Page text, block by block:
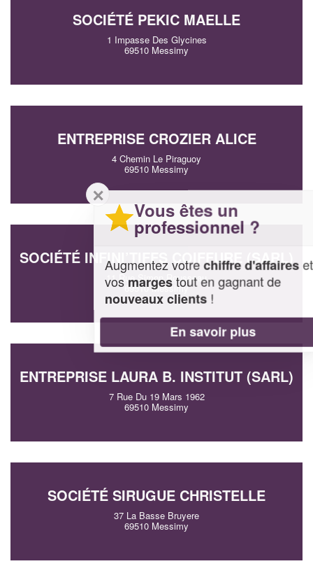
SOCIÉTÉ PEKIC MAELLE
1 Impasse Des Glycines
69510 Messimy
ENTREPRISE CROZIER ALICE
4 Chemin Le Piraguoy
69510 Messimy
SOCIÉTÉ INFINI’TIFFS COIFFURE (SARL)
11 Rue Simon Rousseau
69510 Messimy
ENTREPRISE LAURA B. INSTITUT (SARL)
7 Rue Du 19 Mars 1962
69510 Messimy
SOCIÉTÉ SIRUGUE CHRISTELLE
37 La Basse Bruyere
69510 Messimy
Vous êtes un
professionnel ?
Augmentez votrechiffre d'affaireset
vosmargestout en gagnant de
nouveaux clients!
En savoir plus